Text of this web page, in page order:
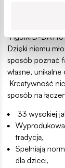
Figurki D-DAY
Dzięki niemu
sposób poznać
własne,
Kreatywność
sposób na
33 wysokiej
tradycją,
Spełniają
dla dzieci,